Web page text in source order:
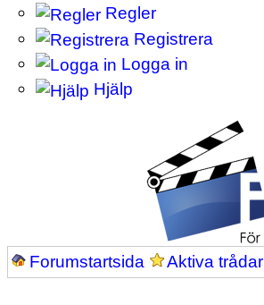
Regler
Registrera
Logga in
Hjälp
Forumstartsida Aktiva trådar